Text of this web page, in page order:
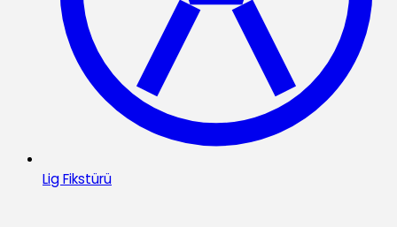
Lig Fikstürü